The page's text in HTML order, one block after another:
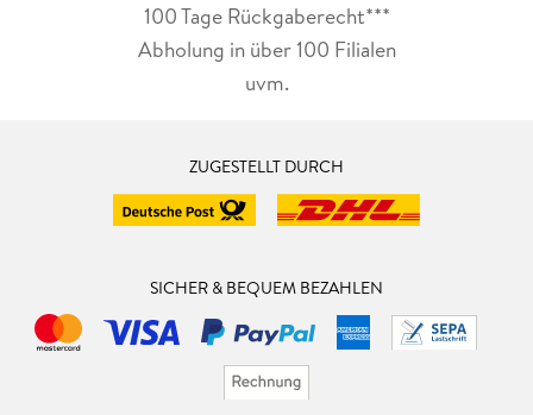
100 Tage Rückgaberecht***
Abholung in über 100 Filialen
uvm.
ZUGESTELLT DURCH
SICHER & BEQUEM BEZAHLEN